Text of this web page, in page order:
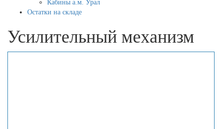
Кабины а.м. Урал
Остатки на складе
Усилительный механизм